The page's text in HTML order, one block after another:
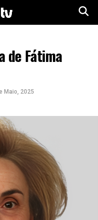
de Fátima
Maio, 2025